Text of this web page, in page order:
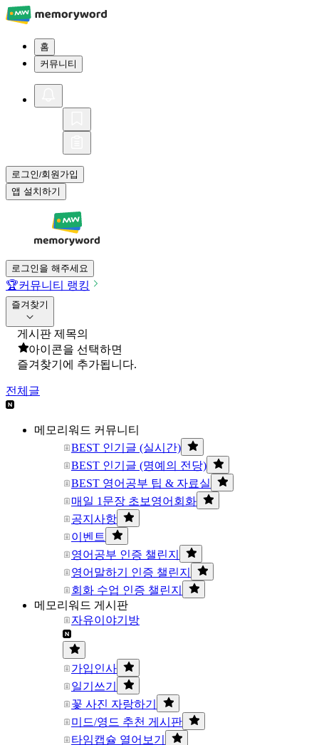
홈
커뮤니티
로그인/회원가입
앱 설치하기
로그인을 해주세요
🏆커뮤니티 랭킹
즐겨찾기
게시판 제목의
아이콘을 선택하면
즐겨찾기에 추가됩니다.
전체글
메모리워드 커뮤니티
BEST 인기글 (실시간)
BEST 인기글 (명예의 전당)
BEST 영어공부 팁 & 자료실
매일 1문장 초보영어회화
공지사항
이벤트
영어공부 인증 챌린지
영어말하기 인증 챌린지
회화 수업 인증 챌린지
메모리워드 게시판
자유이야기방
가입인사
일기쓰기
꽃 사진 자랑하기
미드/영드 추천 게시판
타임캡슐 열어보기